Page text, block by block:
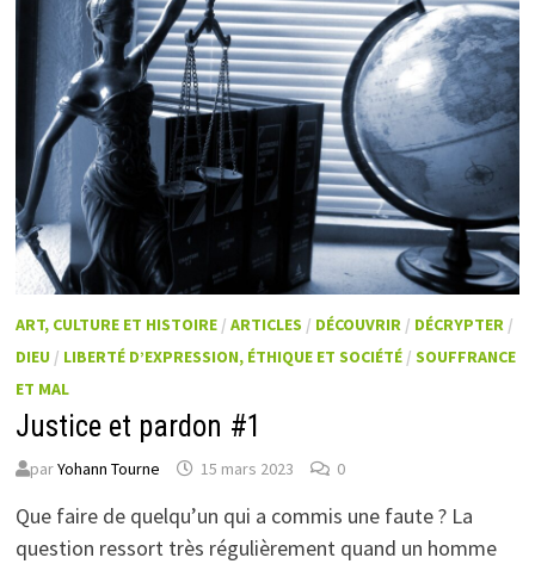
ART, CULTURE ET HISTOIRE /ARTICLES / DÉCOUVRIR / DÉCRYPTER /
DIEU / LIBERTÉ D’EXPRESSION, ÉTHIQUE ET SOCIÉTÉ /SOUFFRANCE
ET MAL
Justice et pardon #1
parYohann Tourne 15 mars 2023 0
Que faire de quelqu’un qui a commis une faute ? La
question ressort très régulièrement quand un homme